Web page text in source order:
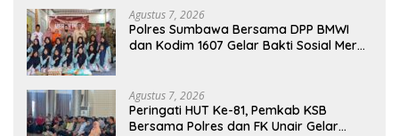
Agustus 7, 2026
Polres Sumbawa Bersama DPP BMWI
dan Kodim 1607 Gelar Bakti Sosial Merah
Agustus 7, 2026
Peringati HUT Ke-81, Pemkab KSB
Bersama Polres dan FK Unair Gelar